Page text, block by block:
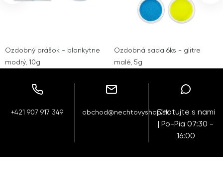
Ozdobný prášok - blankytne
modrý, 10g
Ozdobná sada 6ks - glitre
malé, 5g
+421 907 917 349 obchod@nechtovyshop.skChatujte s nami
| Po-Pia 07:30 -
16:00